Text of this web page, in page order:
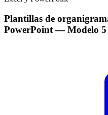
Plantillas de
PowerPoint— Modelo 5